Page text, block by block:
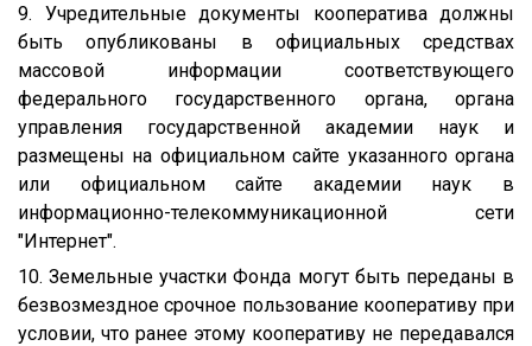
9. Учредительные документы кооператива должны
быть опубликованы в официальных средствах
массовой информации соответствующего
федерального государственного органа, органа
управления государственной академии наук и
размещены на официальном сайте указанного органа
или официальном сайте академии наук в
информационно-телекоммуникационной сети
"Интернет".
10. Земельные участки Фонда могут быть переданы в
безвозмездное срочное пользование кооперативу при
условии, что ранее этому кооперативу не передавался